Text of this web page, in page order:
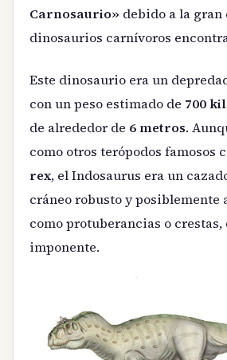
Carnosaurio» debido a la
dinosaurios carnívoros
Este dinosaurio era un
con un peso estimado de 700
de alrededor de 6 metros.
como otros terópodos famosos
rex, el Indosaurus era un
cráneo robusto y posiblemente
como protuberancias o
imponente.